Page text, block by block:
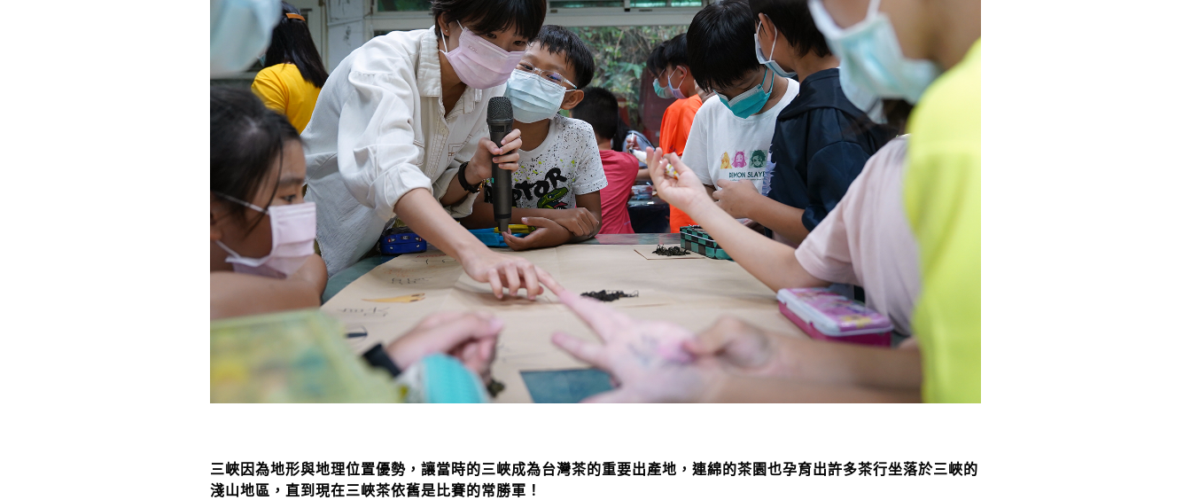
三峽因為地形與地理位置優勢，讓當時的三峽成為台灣茶的重要出產地，連綿的茶園也孕育出許多茶行坐落於三峽的
淺山地區，直到現在三峽茶依舊是比賽的常勝軍！